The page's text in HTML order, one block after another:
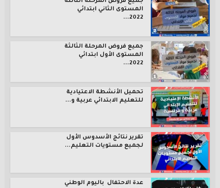
المستوى الثاني ابتدائي
2022...
جميع فروض المرحلة الثالثة
المستوى الأول ابتدائي
2022...
تحميل الأنشطة الاعتيادية
للتعليم الابتدائي عربية و...
تقرير نتائج الأسدوس الأول
لجميع مستويات التعليم...
عدة الاحتفال باليوم الوطني